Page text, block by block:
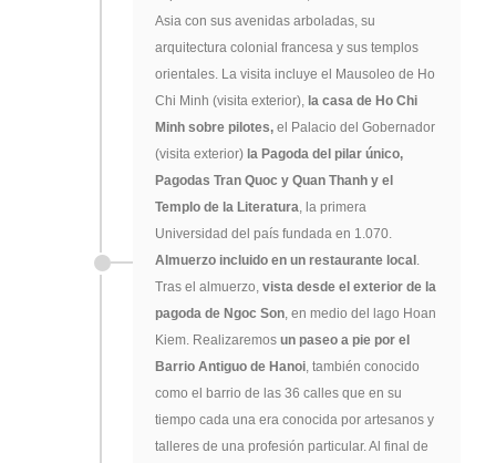
Asia con sus avenidas arboladas, su
arquitectura colonial francesa y sus templos
orientales. La visita incluye el Mausoleo de Ho
Chi Minh (visita exterior), la casa de Ho Chi
Minh sobre pilotes, el Palacio del Gobernador
(visita exterior) la Pagoda del pilar único,
Pagodas Tran Quoc y Quan Thanh y el
Templo de la Literatura , la primera
Universidad del país fundada en 1.070.
Almuerzo incluido en un restaurante local
Tras el almuerzo, vista desde el exterior de la
pagoda de Ngoc Son , en medio del lago Hoan
Kiem. Realizaremos un paseo a pie por el
Barrio Antiguo de Hanoi , también conocido
como el barrio de las 36 calles que en su
tiempo cada una era conocida por artesanos y
talleres de una profesión particular. Al final de